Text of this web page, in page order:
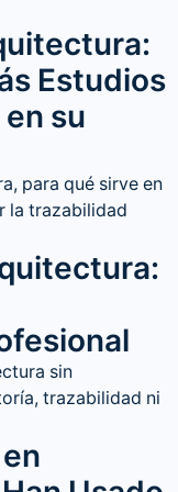
Estudios
su
para qué sirve en
la trazabilidad
sin
trazabilidad ni